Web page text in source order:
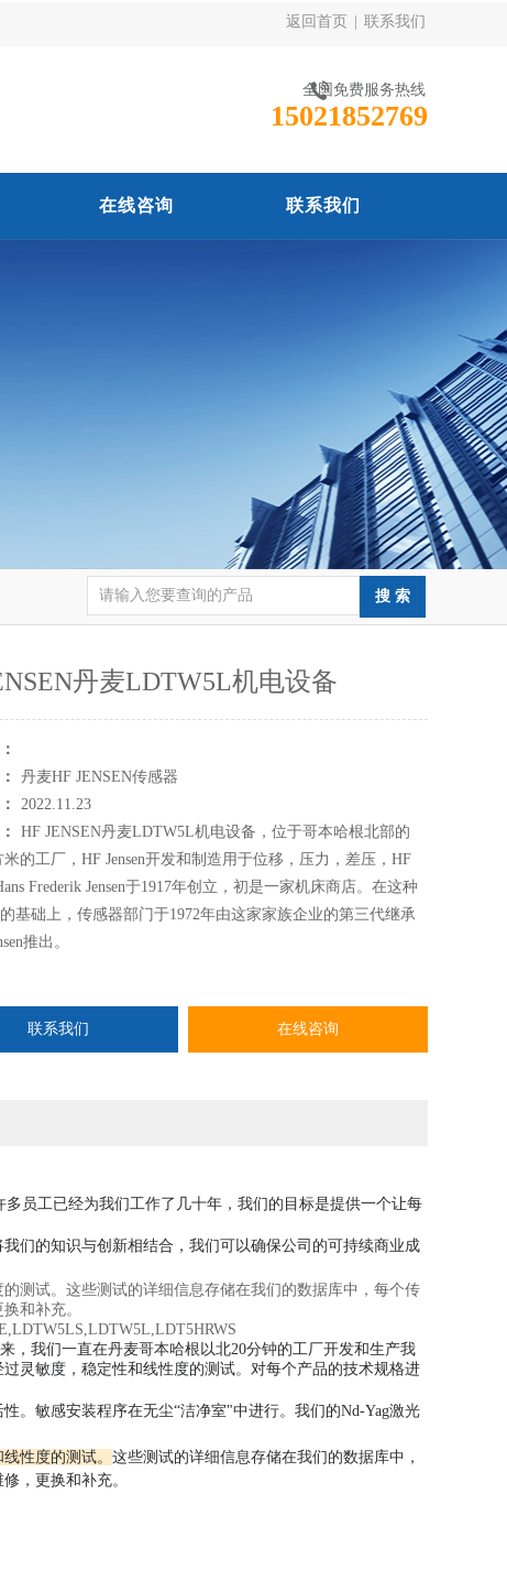
返回首页 联系我们
全国免费服务热线
15021852769
在线咨询 联系我们
丹麦LDTW5L机电设备
丹麦HF JENSEN传感器
2022.11.23
HF JENSEN丹麦LDTW5L机电设备，位于哥本哈根北部的
米的工厂，HF Jensen开发和制造用于位移，压力，差压，HF
Frederik Jensen于1917年创立，初是一家机床商店。在这种
基础上，传感器部门于1972年由这家家族企业的第三代继承
推出。
联系我们 在线咨询
多员工已经为我们工作了几十年，我们的目标是提供一个让每
我们的知识与创新相结合，我们可以确保公司的可持续商业成
测试。这些测试的详细信息存储在我们的数据库中，每个传
和补充。
，我们一直在丹麦哥本哈根以北20分钟的工厂开发和生产我
灵敏度，稳定性和线性度的测试。对每个产品的技术规格进
。 敏感安装程序在无尘“洁净室"中进行。 我们的Nd-Yag激光
性度的测试。 这些测试的详细信息存储在我们的数据库中，
，更换和补充。